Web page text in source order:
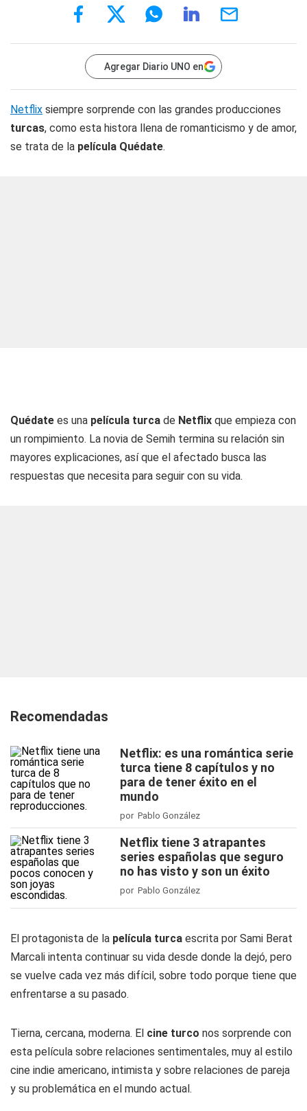
Agregar Diario UNO en
Netflix siempre sorprende con las grandes producciones
turcas, como esta histora llena de romanticismo y de amor,
se trata de la película Quédate.
Quédate es una película turca de Netflix que empieza con
un rompimiento. La novia de Semih termina su relación sin
mayores explicaciones, así que el afectado busca las
respuestas que necesita para seguir con su vida.
Recomendadas
Netflix: es una romántica serie
turca tiene 8 capítulos y no
para de tener éxito en el
mundo
por Pablo González
Netflix tiene 3 atrapantes
series españolas que seguro
no has visto y son un éxito
por Pablo González
El protagonista de la película turca escrita por Sami Berat
Marcali intenta continuar su vida desde donde la dejó, pero
se vuelve cada vez más difícil, sobre todo porque tiene que
enfrentarse a su pasado.
Tierna, cercana, moderna. El cine turco nos sorprende con
esta película sobre relaciones sentimentales, muy al estilo
cine indie americano, intimista y sobre relaciones de pareja
y su problemática en el mundo actual.